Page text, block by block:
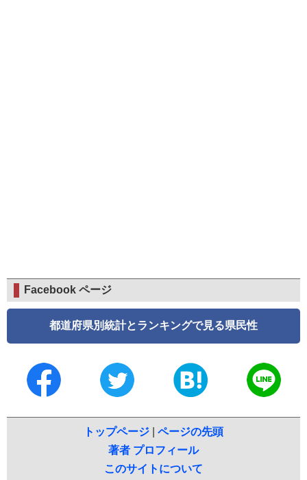
Facebook ページ
都道府県別統計とランキングで見る県民性
トップページ
ページの先頭
著者 プロフィール
このサイトについて